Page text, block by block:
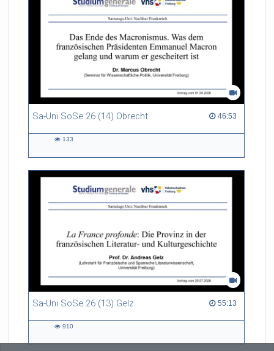
Sa-Uni SoSe 26 (14) Obrecht 46:53
46:53 duration
133
Sa-Uni SoSe 26 (13) Gelz 55:13
55:13 duration
910